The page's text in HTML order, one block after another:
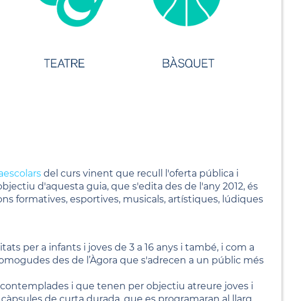
del curs vinent que recull l'oferta pública i
d'aquesta guia, que s'edita des de l'any 2012, és
formatives, esportives, musicals, artístiques, lúdiques
per a infants i joves de 3 a 16 anys i també, i com a
des de l’Àgora que s'adrecen a un públic més
i que tenen per objectiu atreure joves i